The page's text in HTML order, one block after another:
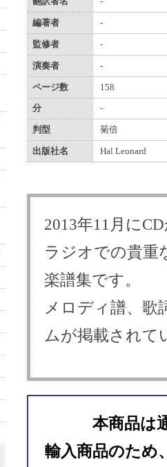
編著者 -
監修者 -
演奏者 -
ページ数 158
分 -
判型 菊倍
出版社名 Hal Leonard
2013年11月に
ラジオでの貴重
楽譜集です。
メロディ譜、歌
ムが掲載されて
本商品は
輸入商品のため